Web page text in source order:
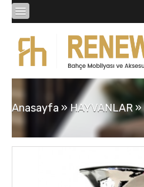
BİBLOLAR
SAATLER
Anasayfa »HAYVANLAR»